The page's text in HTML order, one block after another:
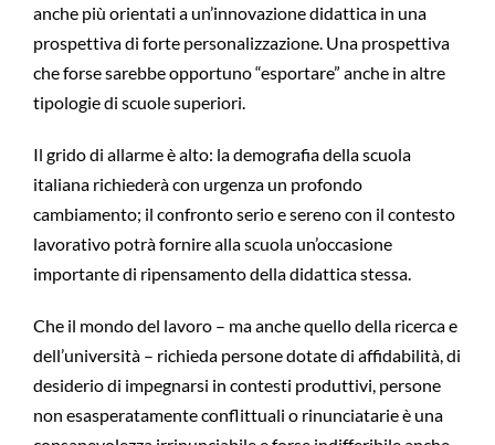
anche più orientati a un’innovazione didattica in una
prospettiva di forte personalizzazione. Una prospettiva
che forse sarebbe opportuno “esportare” anche in altre
tipologie di scuole superiori.
Il grido di allarme è alto: la demografia della scuola
italiana richiederà con urgenza un profondo
cambiamento; il confronto serio e sereno con il contesto
lavorativo potrà fornire alla scuola un’occasione
importante di ripensamento della didattica stessa.
Che il mondo del lavoro – ma anche quello della ricerca e
dell’università – richieda persone dotate di affidabilità, di
desiderio di impegnarsi in contesti produttivi, persone
non esasperatamente conflittuali o rinunciatarie è una